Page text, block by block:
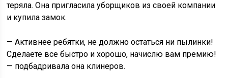
теряла. Она пригласила уборщиков из своей компании
и купила замок.
— Активнее ребятки, не должно остаться ни пылинки!
Сделаете все быстро и хорошо, начислю вам премию!
— подбадривала она клинеров.